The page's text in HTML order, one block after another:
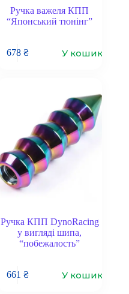
Ручка важеля КПП
“Японський тюнінг”
678 ₴ У кошик
Ручка КПП DynoRacing
у вигляді шипа,
“побежалость”
661 ₴ У кошик